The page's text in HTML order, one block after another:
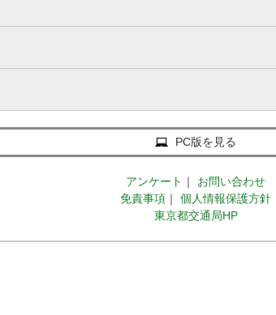
PC版を見る
アンケート ｜
お問い合わせ
免責事項 ｜
個人情報保護方針
東京都交通局HP